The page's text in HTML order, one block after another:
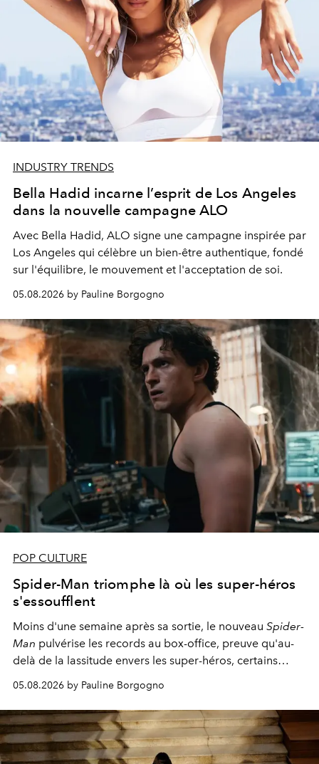
INDUSTRY TRENDS
Bella Hadid incarne l’esprit de Los Angeles
dans la nouvelle campagne ALO
Avec Bella Hadid, ALO signe une campagne inspirée par
Los Angeles qui célèbre un bien-être authentique, fondé
sur l'équilibre, le mouvement et l'acceptation de soi.
05.08.2026 by Pauline Borgogno
POP CULTURE
Spider-Man triomphe là où les super-héros
s'essoufflent
Moins d'une semaine après sa sortie, le nouveau Spider-
Man pulvérise les records au box-office, preuve qu'au-
delà de la lassitude envers les super-héros, certains
personnages continuent de susciter une ferveur intacte.
05.08.2026 by Pauline Borgogno